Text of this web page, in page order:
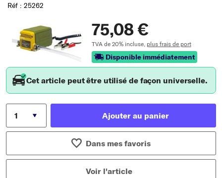
Réf : 25262
75,08 €
TVA de 20% incluse, plus frais de port
Disponible immédiatement
Cet article peut être utilisé de façon universelle.
Ajouter au panier
Dans mes favoris
Voir l'article